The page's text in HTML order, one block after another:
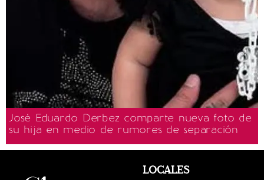
José Eduardo Derbez comparte nueva foto de
su hija en medio de rumores de separación
LOCALES